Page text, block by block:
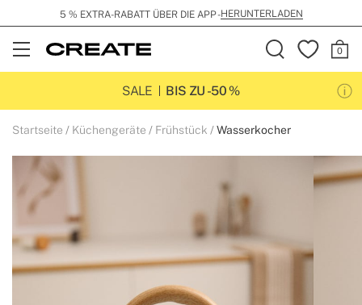
5 % EXTRA-RABATT ÜBER DIE APP -HERUNTERLADEN
Open
Menu
SALE
BIS ZU -50 %
Startseite Küchengeräte Frühstück Wasserkocher